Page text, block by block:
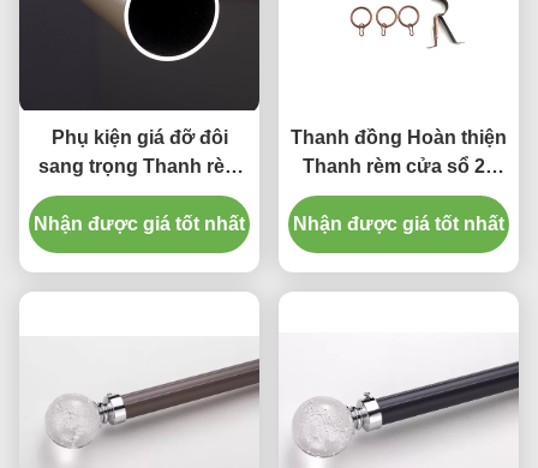
Phụ kiện giá đỡ đôi
sang trọng Thanh rèm
bằng hợp kim nhôm
28mm có thể điều chỉnh
Nhận được giá tốt nhất
Thanh đồng Hoàn thiện
Thanh rèm cửa sổ 28
đến 48 inch có thể điều
chỉnh
Nhận được giá tốt nhất